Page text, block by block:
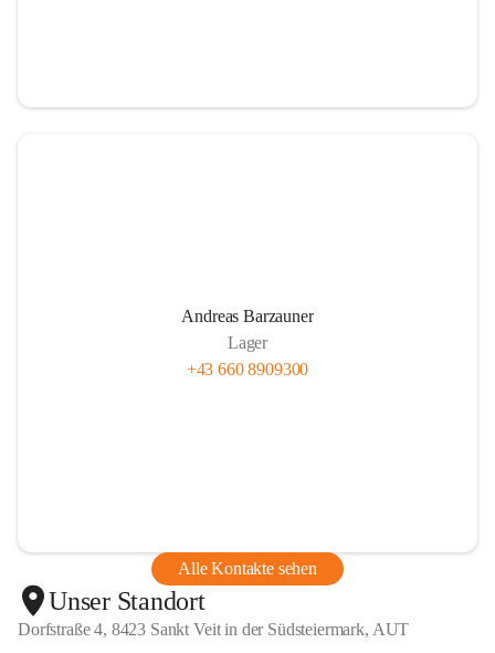
Andreas Barzauner
Lager
+43 660 8909300
Alle Kontakte sehen
Unser Standort
Dorfstraße 4, 8423 Sankt Veit in der Südsteiermark, AUT